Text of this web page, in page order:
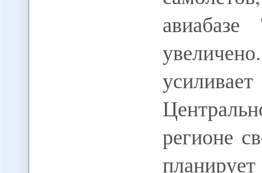
регионе